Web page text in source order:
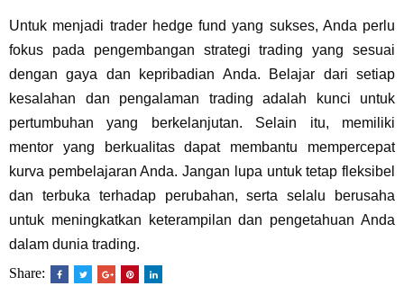
Untuk menjadi trader hedge fund yang sukses, Anda perlu
fokus pada pengembangan strategi trading yang sesuai
dengan gaya dan kepribadian Anda. Belajar dari setiap
kesalahan dan pengalaman trading adalah kunci untuk
pertumbuhan yang berkelanjutan. Selain itu, memiliki
mentor yang berkualitas dapat membantu mempercepat
kurva pembelajaran Anda. Jangan lupa untuk tetap fleksibel
dan terbuka terhadap perubahan, serta selalu berusaha
untuk meningkatkan keterampilan dan pengetahuan Anda
dalam dunia trading.
Share: